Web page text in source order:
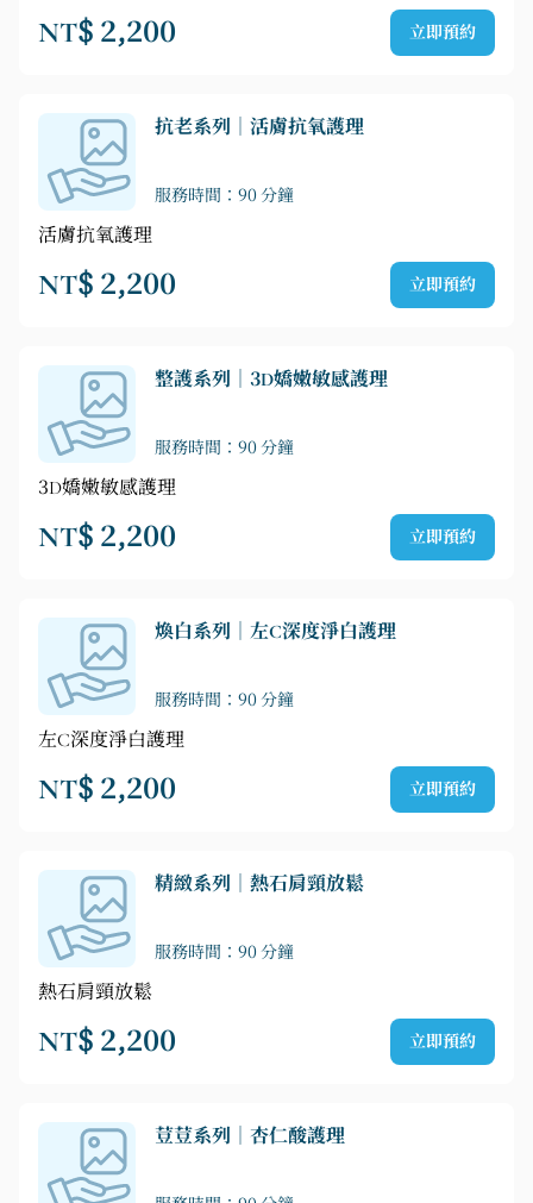
NT$ 2,200 立即預約
抗老系列｜活膚抗氧護理
服務時間：90 分鐘
活膚抗氧護理
NT$ 2,200 立即預約
整護系列｜3D嬌嫩敏感護理
服務時間：90 分鐘
3D嬌嫩敏感護理
NT$ 2,200 立即預約
煥白系列｜左C深度淨白護理
服務時間：90 分鐘
左C深度淨白護理
NT$ 2,200 立即預約
精緻系列｜熱石肩頸放鬆
服務時間：90 分鐘
熱石肩頸放鬆
NT$ 2,200 立即預約
荳荳系列｜杏仁酸護理